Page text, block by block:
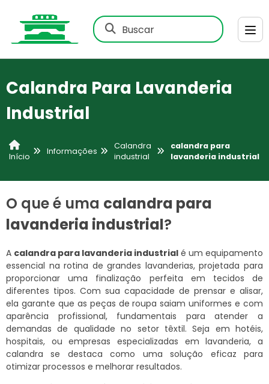
Buscar
Calandra Para Lavanderia
Industrial
Início
Informações
Calandra
industrial
calandra para
lavanderia industrial
O que é uma calandra para
lavanderia industrial?
A calandra para lavanderia industrial é um equipamento
essencial na rotina de grandes lavanderias, projetada para
proporcionar uma finalização perfeita em tecidos de
diferentes tipos. Com sua capacidade de prensar e alisar,
ela garante que as peças de roupa saiam uniformes e com
aparência profissional, fundamentais para atender a
demandas de qualidade no setor têxtil. Seja em hotéis,
hospitais, ou empresas especializadas em lavanderia, a
calandra se destaca como uma solução eficaz para
otimizar processos e melhorar resultados.